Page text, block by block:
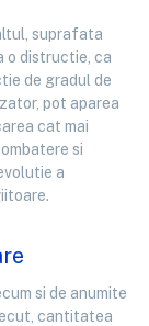
suprafata
o distructie, ca
de gradul de
pot aparea
cat mai
si
a
si de anumite
cantitatea